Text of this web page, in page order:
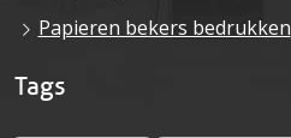
Papieren bekers bedrukken
Tags